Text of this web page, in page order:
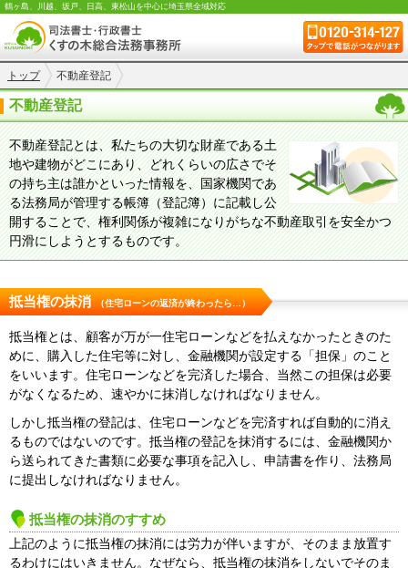
鶴ヶ島、川越、坂戸、日高、東松山を中心に埼玉県全域対応
トップ 不動産登記
不動産登記
不動産登記とは、私たちの大切な財産である土
地や建物がどこにあり、どれくらいの広さでそ
の持ち主は誰かといった情報を、国家機関であ
る法務局が管理する帳簿（登記簿）に記載し公
開することで、権利関係が複雑になりがちな不動産取引を安全かつ
円滑にしようとするものです。
抵当権の抹消 （住宅ローンの返済が終わったら…）
抵当権とは、顧客が万が一住宅ローンなどを払えなかったときのた
めに、購入した住宅等に対し、金融機関が設定する「担保」のこと
をいいます。住宅ローンなどを完済した場合、当然この担保は必要
がなくなるため、速やかに抹消しなければなりません。
しかし抵当権の登記は、住宅ローンなどを完済すれば自動的に消え
るものではないのです。抵当権の登記を抹消するには、金融機関か
ら送られてきた書類に必要な事項を記入し、申請書を作り、法務局
に提出しなければなりません。
抵当権の抹消のすすめ
上記のように抵当権の抹消には労力が伴いますが、そのまま放置す
るわけにはいきません。なぜなら、抵当権の抹消をしないでそのま